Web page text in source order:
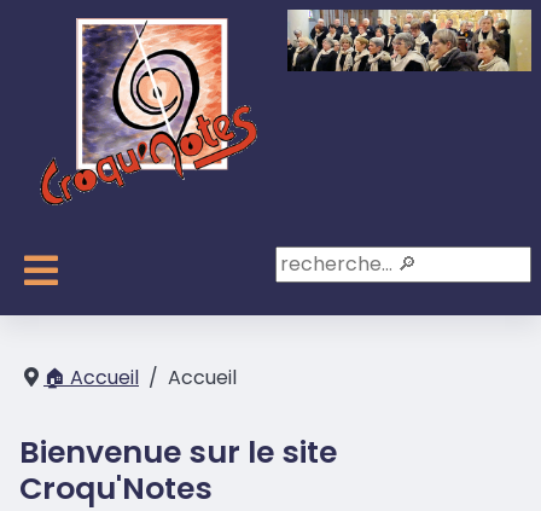
zzzzz
🏠 Accueil Accueil
Bienvenue sur le site
Croqu'Notes